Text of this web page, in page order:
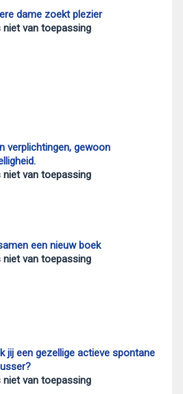
dame zoekt plezier
niet van toepassing
verplichtingen, gewoon
niet van toepassing
een nieuw boek
niet van toepassing
jij een gezellige actieve spontane
niet van toepassing